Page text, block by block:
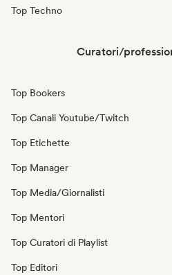
Top Techno
Curatori/
Top Bookers
Top Canali Youtube/Twitch
Top Etichette
Top Manager
Top Media/Giornalisti
Top Mentori
Top Curatori di Playlist
Top Editori